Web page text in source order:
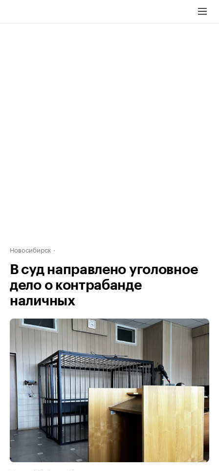
Новосибирск
В суд направлено уголовное
дело о контрабанде
наличных